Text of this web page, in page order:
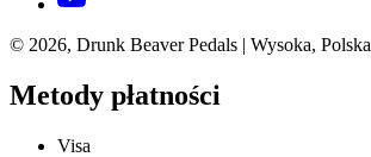
© 2026, Drunk Beaver Pedals | Wysoka, Polska
Metody płatności
Visa